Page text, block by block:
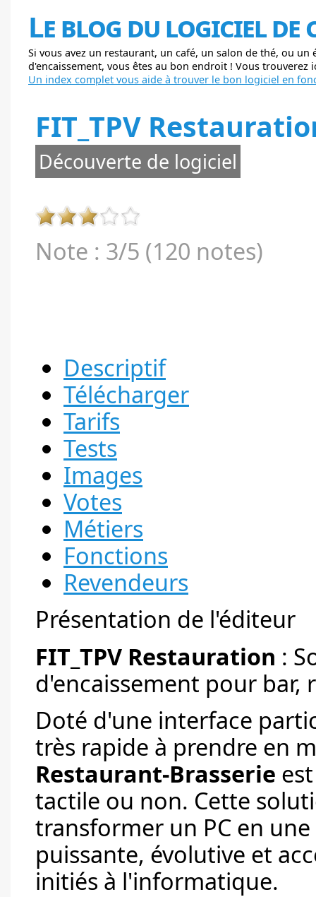
Le blog du logiciel de
Si vous avez un restaurant, un café, un salon de thé, ou
d'encaissement, vous êtes au bon endroit ! Vous
Un index complet vous aide à trouver le bon logiciel en
FIT_TPV
Découverte de logiciel
Note : 3/5 (120 notes)
Descriptif
Télécharger
Tarifs
Tests
Images
Votes
Métiers
Fonctions
Revendeurs
Présentation de l'éditeur
FIT_TPV Restauration :
d'encaissement pour bar,
Doté d'une interface
très rapide à prendre en
Restaurant-Brasserie
tactile ou non. Cette
transformer un PC en
puissante, évolutive et
initiés à l'informatique.